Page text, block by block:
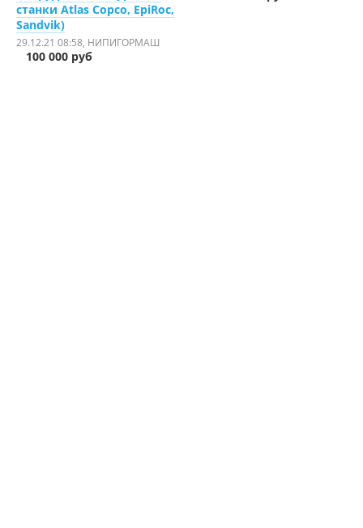
станки Atlas Copco, EpiRoc,
Sandvik)
29.12.21 08:58 , НИПИГОРМАШ
100 000 руб